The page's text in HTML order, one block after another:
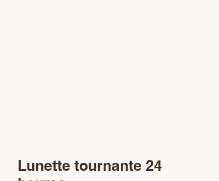
Lunette tournante 24